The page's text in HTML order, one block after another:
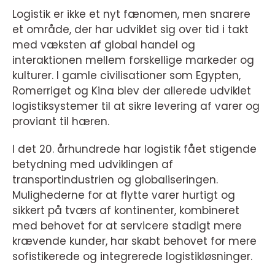
Logistik er ikke et nyt fænomen, men snarere
et område, der har udviklet sig over tid i takt
med væksten af global handel og
interaktionen mellem forskellige markeder og
kulturer. I gamle civilisationer som Egypten,
Romerriget og Kina blev der allerede udviklet
logistiksystemer til at sikre levering af varer og
proviant til hæren.
I det 20. århundrede har logistik fået stigende
betydning med udviklingen af
transportindustrien og globaliseringen.
Mulighederne for at flytte varer hurtigt og
sikkert på tværs af kontinenter, kombineret
med behovet for at servicere stadigt mere
krævende kunder, har skabt behovet for mere
sofistikerede og integrerede logistikløsninger.